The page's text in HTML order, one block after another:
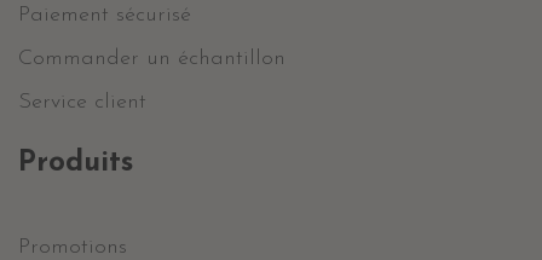
Paiement sécurisé
Commander un échantillon
Service client
Produits
Promotions